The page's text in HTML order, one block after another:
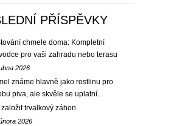
PŘÍSPĚVKY
chmele doma: Kompletní
pro vaši zahradu nebo terasu
2026
známe hlavně jako rostlinu pro
piva, ale skvěle se uplatní...
trvalkový záhon
2026